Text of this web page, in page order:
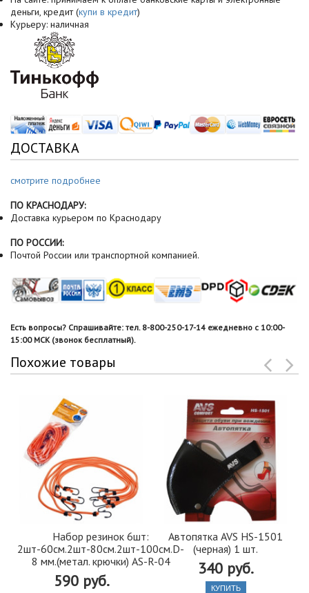
деньги, кредит (купи в кредит)
Курьеру: наличная
ДОСТАВКА
смотрите подробнее
ПО КРАСНОДАРУ:
Доставка курьером по Краснодару
ПО РОССИИ:
Почтой России или транспортной компанией.
Есть вопросы? Спрашивайте: тел. 8-800-250-17-14 ежедневно с 10:00-
15:00 МСК (звонок бесплатный).
Похожие товары
Набор резинок 6шт:
2шт-60см.2шт-80см.2шт-100см.D-
8 мм.(метал. крючки) AS-R-04
590 руб.
Автопятка AVS HS-1501
(черная) 1 шт.
340 руб.
КУПИТЬ